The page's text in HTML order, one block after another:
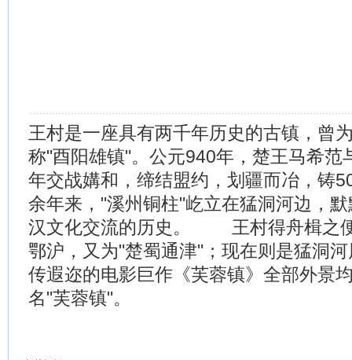
王村是一座具有两千年历史的古镇，曾
称"酉阳雄镇"。公元940年，楚王马希范
年交战媾和，缔结盟约，划疆而冶，铸
余年来，"溪州铜柱"屹立在猛洞河边，
汉文化交流的历史。 王村得舟楫之
鄂沪，又为"楚蜀通津"；现在则是猛洞
传遐迩的电影巨作《芙蓉镇》全部外景
名"芙蓉镇"。